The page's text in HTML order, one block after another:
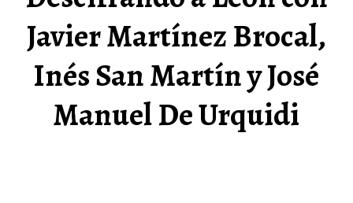
Javier Martínez Brocal,
Inés San Martín y José
Manuel De Urquidi